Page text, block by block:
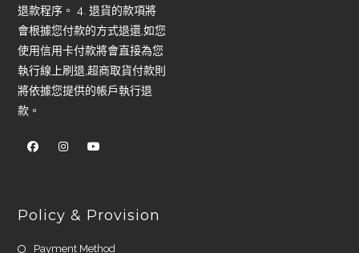
退款程序。 4. 退貨的款項將
會根據您付款的方式退還,如您
使用信用卡付款將會直接為您
執行線上刷退,超商取貨付款則
將依據您提供的帳戶執行退
款。
Policy & Provision
Payment Method